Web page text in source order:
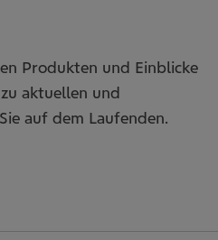
Produkten und Einblicke
aktuellen und
auf dem Laufenden.